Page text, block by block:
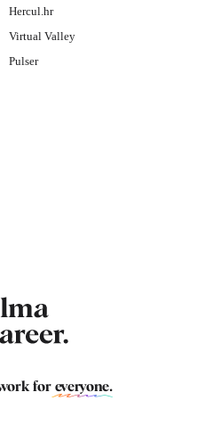
Hercul.hr
Virtual Valley
Pulser
for everyone.